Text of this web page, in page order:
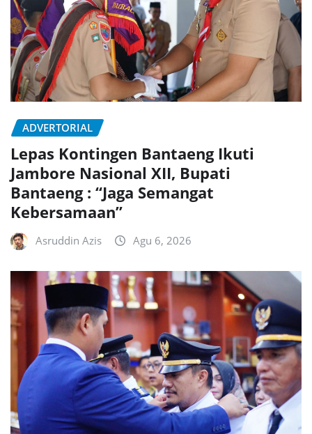
ADVERTORIAL
Lepas Kontingen Bantaeng Ikuti
Jambore Nasional XII, Bupati
Bantaeng : “Jaga Semangat
Kebersamaan”
Asruddin Azis Agu 6, 2026